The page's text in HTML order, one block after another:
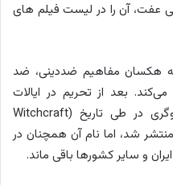
عفت، آن را در لیست فیلم های
هکسان مفاهیم ضددینی، ضد
بعد از تحریم در ایالات
متحده، فیلم مجددا با عنوان جادوگری در طی تاریخ (Witchcraft
Through the Ages) در سال 1968 منتشر شد، اما نام آن همچنان در
و سایر کشورها باقی ماند.